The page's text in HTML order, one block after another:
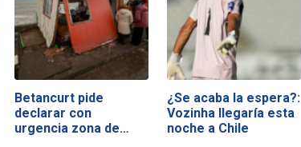
Betancurt pide
declarar con
urgencia zona de…
¿Se acaba la espera?:
Vozinha llegaría esta
noche a Chile